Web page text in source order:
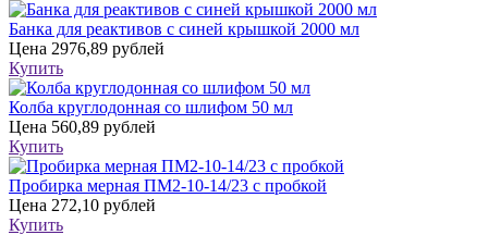
Банка для реактивов с синей крышкой 2000 мл
Цена 2976,89 рублей
Купить
Колба круглодонная со шлифом 50 мл
Цена 560,89 рублей
Купить
Пробирка мерная ПМ2-10-14/23 с пробкой
Цена 272,10 рублей
Купить